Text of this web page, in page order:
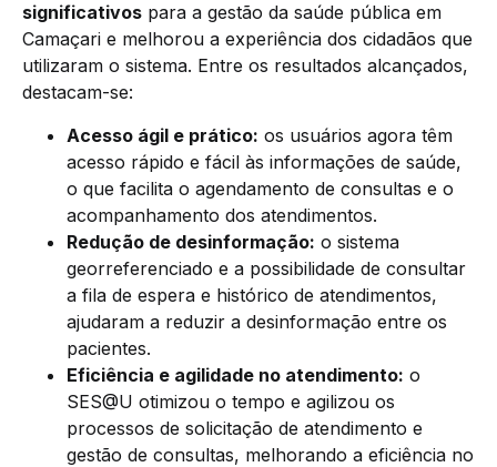
significativos para a gestão da saúde pública em
Camaçari e melhorou a experiência dos cidadãos que
utilizaram o sistema. Entre os resultados alcançados,
destacam-se:
Acesso ágil e prático: os usuários agora têm
acesso rápido e fácil às informações de saúde,
o que facilita o agendamento de consultas e o
acompanhamento dos atendimentos.
Redução de desinformação: o sistema
georreferenciado e a possibilidade de consultar
a fila de espera e histórico de atendimentos,
ajudaram a reduzir a desinformação entre os
pacientes.
Eficiência e agilidade no atendimento: o
SES@U otimizou o tempo e agilizou os
processos de solicitação de atendimento e
gestão de consultas, melhorando a eficiência no